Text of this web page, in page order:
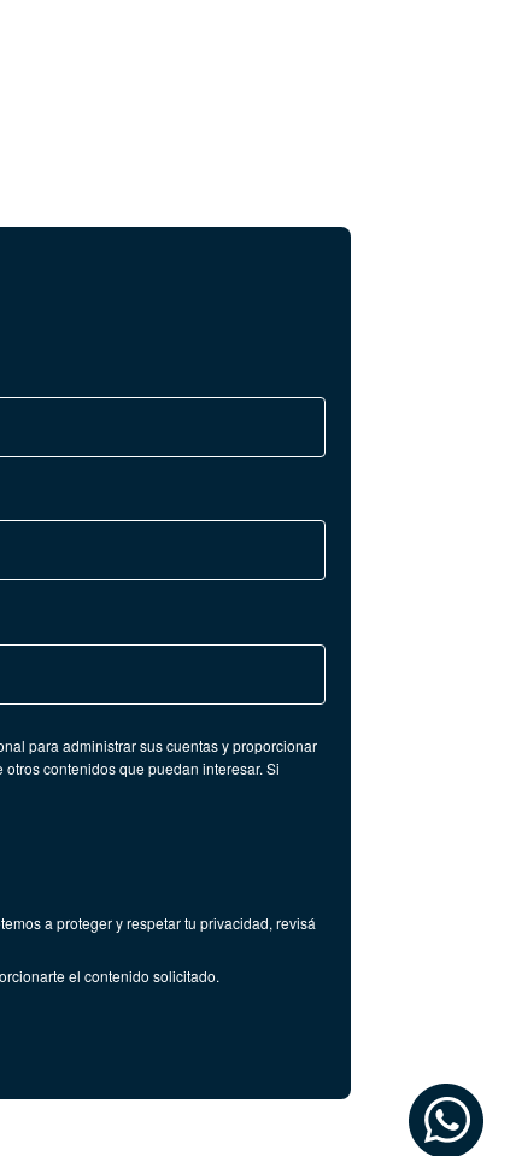
para administrar sus cuentas y proporcionar
contenidos que puedan interesar. Si
a proteger y respetar tu privacidad, revisá
el contenido solicitado.